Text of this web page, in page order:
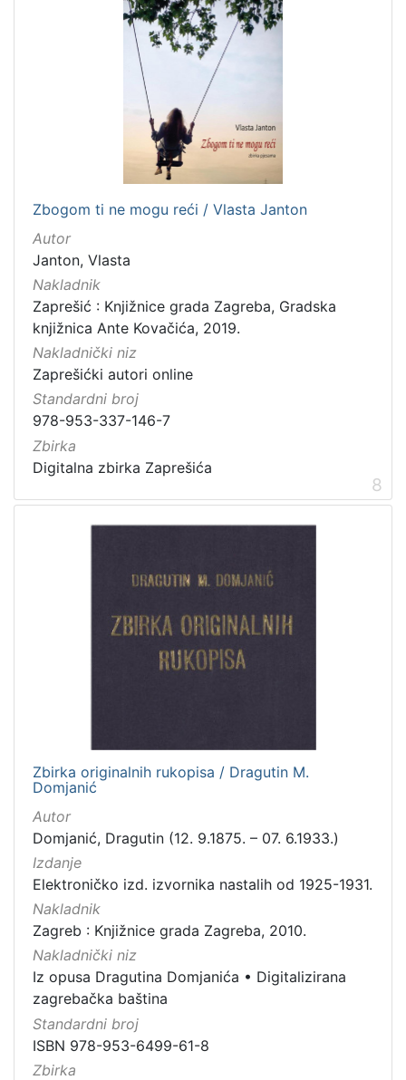
Zbogom ti ne mogu reći / Vlasta Janton
Autor
Janton, Vlasta
Nakladnik
Zaprešić : Knjižnice grada Zagreba, Gradska
knjižnica Ante Kovačića, 2019.
Nakladnički niz
Zaprešićki autori online
Standardni broj
978-953-337-146-7
Zbirka
Digitalna zbirka Zaprešića
8
Zbirka originalnih rukopisa / Dragutin M.
Domjanić
Autor
Domjanić, Dragutin (12. 9.1875. – 07. 6.1933.)
Izdanje
Elektroničko izd. izvornika nastalih od 1925-1931.
Nakladnik
Zagreb : Knjižnice grada Zagreba, 2010.
Nakladnički niz
Iz opusa Dragutina Domjanića • Digitalizirana
zagrebačka baština
Standardni broj
ISBN 978-953-6499-61-8
Zbirka